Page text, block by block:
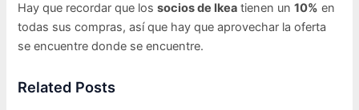
Hay que recordar que lossocios de Ikea tienen un10% en
todas sus compras, así que hay que aprovechar la oferta
se encuentre donde se encuentre.
Related Posts